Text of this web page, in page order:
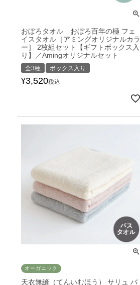
おぼろタオル おぼろ百年の極 フェ
イスタオル［アミングオリジナルカラ
ー］ 2枚組セット【ギフトボックス入
り】／Amingオリジナルセット
全3種 ボックス入り
¥3,520税込
オーガニック
天衣無縫（てんいむほう） サリュ バ